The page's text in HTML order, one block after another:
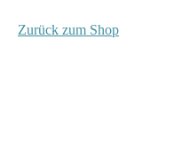
Zurück zum Shop